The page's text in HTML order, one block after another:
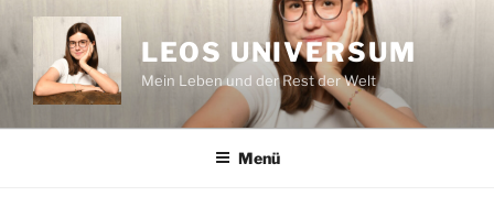
Zum
springen
LEOS UNIVERSUM
Mein Leben und der Rest der Welt
Menü